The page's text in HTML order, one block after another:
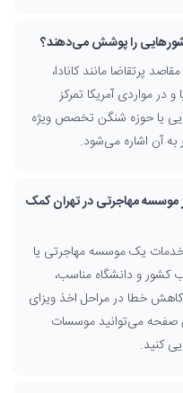
کار، ویزای تحصیلی و ویزای
انگیزه‌نامه و مکاتبات
بهتر است چند نکته را
تخصص موسسه در نوع مهاجرت
شفافیت در توضیح مراحل و
هزینه‌ها و درصد موفقیت
اما می‌توانید با مقایسه
را پوشش می‌دهند؟
پرتقاضا مانند کانادا،
و در مواردی آمریکا تمرکز
یا حوزه شنگن تخصص ویژه
به آن اشاره می‌شود.
موسسه مهاجرتی در تهران کمک
خدمات یک موسسه مهاجرتی یا
کشور و دانشگاه مناسب،
کاهش خطا در مراحل اخذ ویزای
صفحه می‌توانید موسسات
کنید.